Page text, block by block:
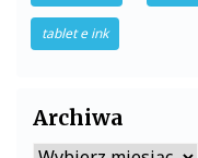
tablet e ink
Archiwa